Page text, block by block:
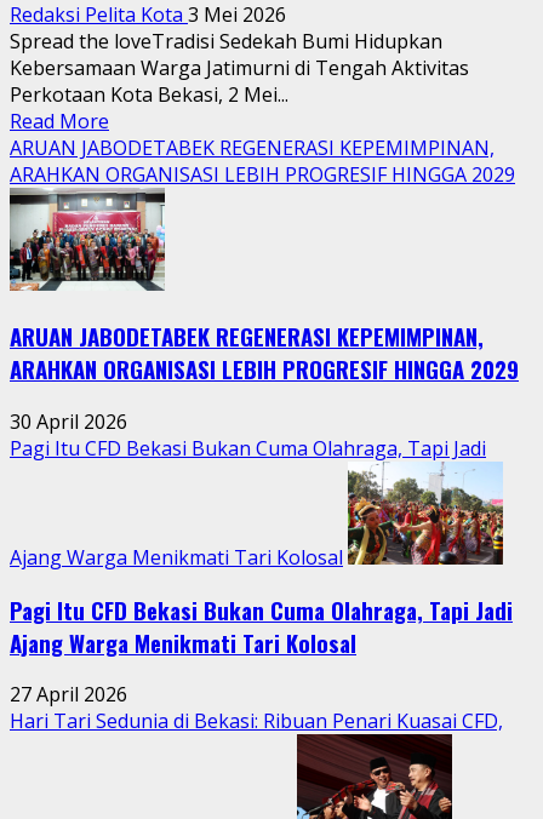
Redaksi Pelita Kota 3 Mei 2026
Spread the loveTradisi Sedekah Bumi Hidupkan
Kebersamaan Warga Jatimurni di Tengah Aktivitas
Perkotaan Kota Bekasi, 2 Mei...
Read More
more
about
Tradisi
Sedekah
Bumi
Hidupkan
Warga
Jatimurni
di
Tengah
Aktivitas
Perkotaan
ARUAN JABODETABEK REGENERASI KEPEMIMPINAN,
ARAHKAN ORGANISASI LEBIH PROGRESIF HINGGA 2029
ARUAN JABODETABEK REGENERASI KEPEMIMPINAN,
ARAHKAN ORGANISASI LEBIH PROGRESIF HINGGA 2029
30 April 2026
Pagi Itu CFD Bekasi Bukan Cuma Olahraga, Tapi Jadi
Ajang Warga Menikmati Tari Kolosal
Pagi Itu CFD Bekasi Bukan Cuma Olahraga, Tapi Jadi
Ajang Warga Menikmati Tari Kolosal
27 April 2026
Hari Tari Sedunia di Bekasi: Ribuan Penari Kuasai CFD,